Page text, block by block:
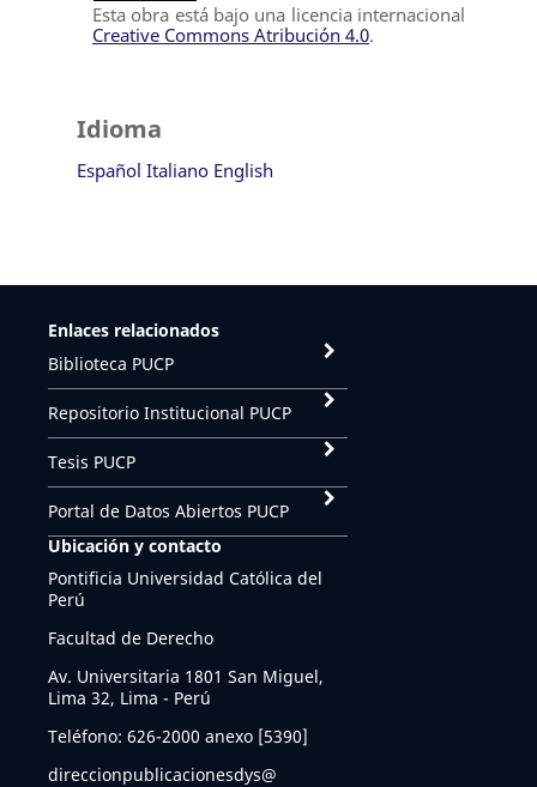
Esta obra está bajo una licencia internacional
Creative Commons Atribución 4.0.
Idioma
Español Italiano English
Enlaces relacionados
Biblioteca PUCP
Repositorio Institucional PUCP
Tesis PUCP
Portal de Datos Abiertos PUCP
Ubicación y contacto
Pontificia Universidad Católica del
Perú
Facultad de Derecho
Av. Universitaria 1801 San Miguel,
Lima 32, Lima - Perú
Teléfono: 626-2000 anexo [5390]
direccionpublicacionesdys@